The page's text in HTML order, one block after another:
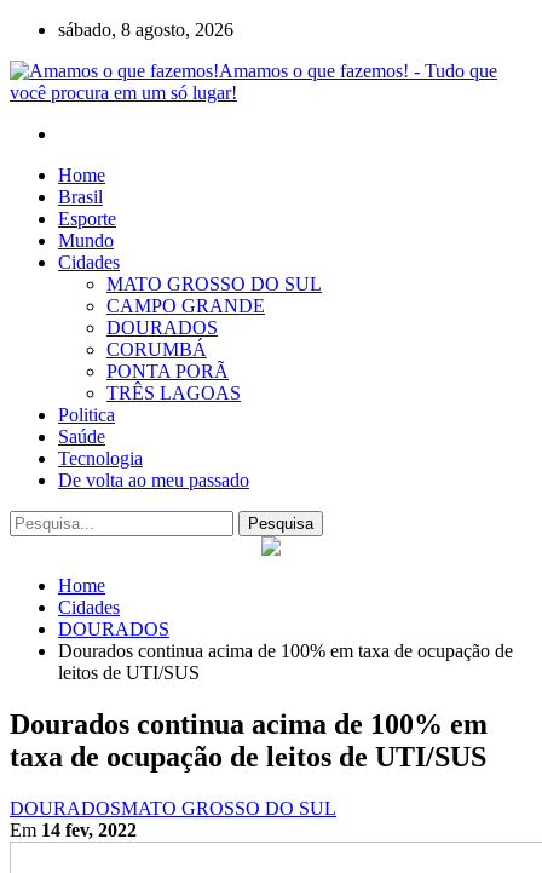
sábado, 8 agosto, 2026
Amamos o que fazemos! - Tudo que
você procura em um só lugar!
Home
Brasil
Esporte
Mundo
Cidades
MATO GROSSO DO SUL
CAMPO GRANDE
DOURADOS
CORUMBÁ
PONTA PORÃ
TRÊS LAGOAS
Politica
Saúde
Tecnologia
De volta ao meu passado
Home
Cidades
DOURADOS
Dourados continua acima de 100% em taxa de ocupação de
leitos de UTI/SUS
Dourados continua acima de 100% em
taxa de ocupação de leitos de UTI/SUS
DOURADOSMATO GROSSO DO SUL
Em 14 fev, 2022